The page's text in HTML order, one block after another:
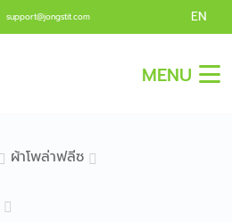
support@jongstit.com EN
MENU
ผ้าโพล่าฟลีซ